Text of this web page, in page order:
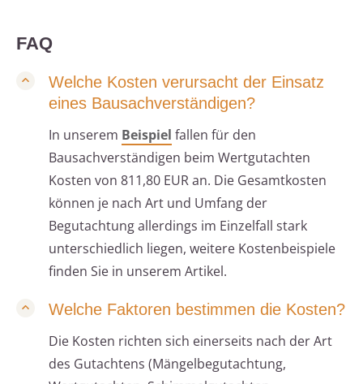
FAQ
Welche Kosten verursacht der Einsatz
eines Bausachverständigen?
In unserem Beispiel fallen für den
Bausachverständigen beim Wertgutachten
Kosten von 811,80 EUR an. Die Gesamtkosten
können je nach Art und Umfang der
Begutachtung allerdings im Einzelfall stark
unterschiedlich liegen, weitere Kostenbeispiele
finden Sie in unserem Artikel.
Welche Faktoren bestimmen die Kosten?
Die Kosten richten sich einerseits nach der Art
des Gutachtens (Mängelbegutachtung,